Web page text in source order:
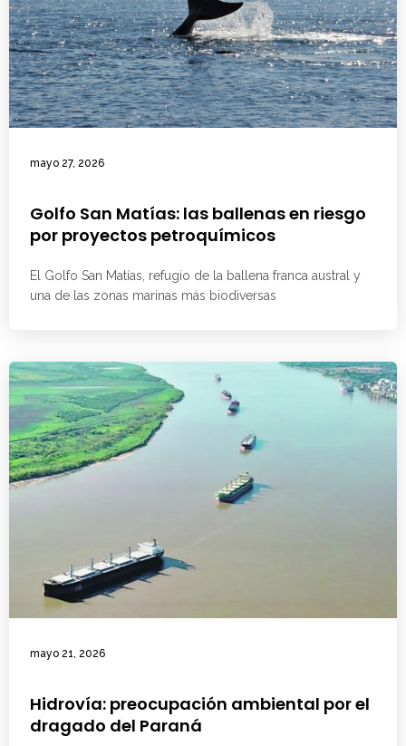
mayo 27, 2026
Golfo San Matías: las ballenas en riesgo
por proyectos petroquímicos
El Golfo San Matías, refugio de la ballena franca austral y
una de las zonas marinas más biodiversas
mayo 21, 2026
Hidrovía: preocupación ambiental por el
dragado del Paraná